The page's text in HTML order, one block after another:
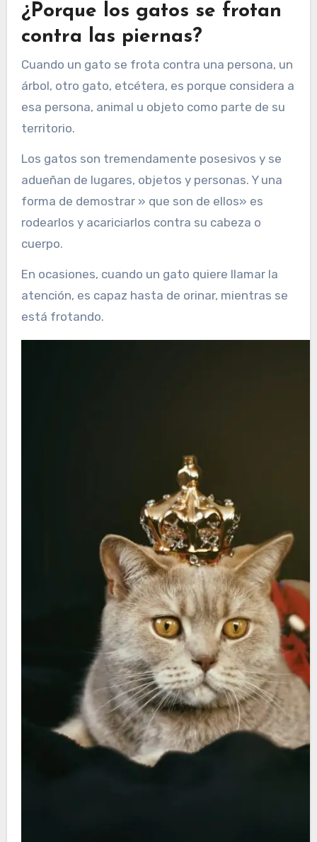
¿Porque los gatos se frotan
contra las piernas?
Cuando un gato se frota contra una persona, un
árbol, otro gato, etcétera, es porque considera a
esa persona, animal u objeto como parte de su
territorio.
Los gatos son tremendamente posesivos y se
adueñan de lugares, objetos y personas. Y una
forma de demostrar » que son de ellos» es
rodearlos y acariciarlos contra su cabeza o
cuerpo.
En ocasiones, cuando un gato quiere llamar la
atención, es capaz hasta de orinar, mientras se
está frotando.